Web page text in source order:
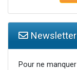
Newsletter
Pour ne